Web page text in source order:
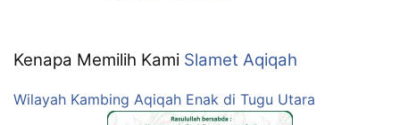
Kenapa Memilih Kami Slamet Aqiqah
Wilayah Kambing Aqiqah Enak di Tugu Utara